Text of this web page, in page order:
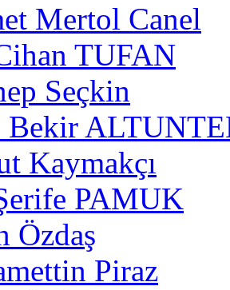
Mertol Canel
TUFAN
Seçkin
Bekir
Kaymakçı
PAMUK
Özdaş
Piraz